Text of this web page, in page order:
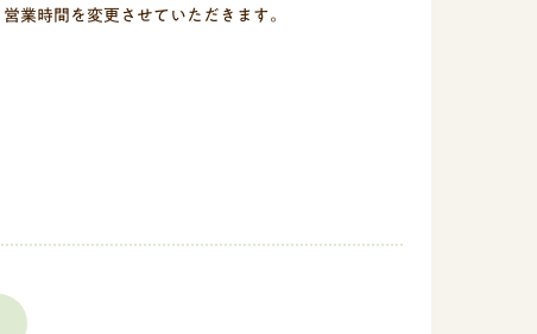
業時間を変更させていただきます。